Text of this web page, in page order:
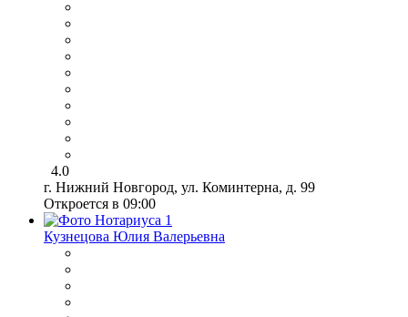
4.0
г. Нижний Новгород, ул. Коминтерна, д. 99
Откроется в 09:00
Кузнецова Юлия Валерьевна